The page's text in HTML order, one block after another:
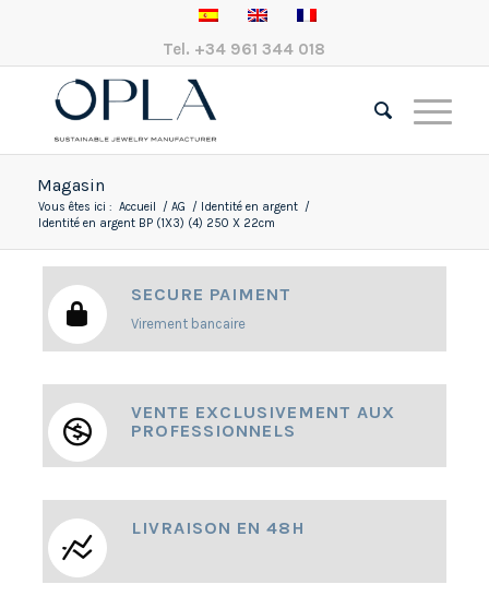
Tel. +34 961 344 018
Magasin
Vous êtes ici : Accueil / AG / Identité en argent /
Identité en argent BP (1X3) (4) 250 X 22cm
SECURE PAIMENT
Virement bancaire
VENTE EXCLUSIVEMENT AUX
PROFESSIONNELS
LIVRAISON EN 48H